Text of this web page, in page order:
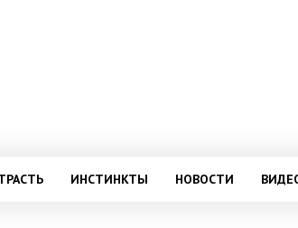
ИНСТИНКТЫ НОВОСТИ